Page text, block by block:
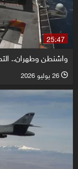
25:47
واشنطن وطهران..
l 26 يوليو 2026